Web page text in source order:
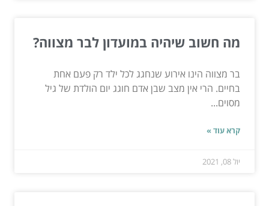
מה חשוב שיהיה במועדון לבר מצווה?
בר מצווה הינו אירוע שנחגג לכל ילד רק פעם אחת
בחיים. הרי אין מצב שבן אדם חוגג יום הולדת של גיל
מסוים...
קרא עוד »
יול 08, 2021